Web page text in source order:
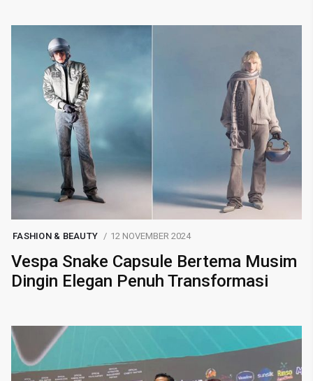
FASHION & BEAUTY 12 NOVEMBER 2024
Vespa Snake Capsule Bertema Musim
Dingin Elegan Penuh Transformasi